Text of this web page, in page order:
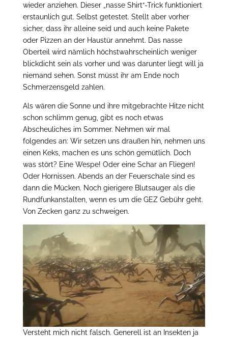
wieder anziehen. Dieser „nasse Shirt“-Trick funktioniert
erstaunlich gut. Selbst getestet. Stellt aber vorher
sicher, dass ihr alleine seid und auch keine Pakete
oder Pizzen an der Haustür annehmt. Das nasse
Oberteil wird nämlich höchstwahrscheinlich weniger
blickdicht sein als vorher und was darunter liegt will ja
niemand sehen. Sonst müsst ihr am Ende noch
Schmerzensgeld zahlen.
Als wären die Sonne und ihre mitgebrachte Hitze nicht
schon schlimm genug, gibt es noch etwas
Abscheuliches im Sommer. Nehmen wir mal
folgendes an: Wir setzen uns draußen hin, nehmen uns
einen Keks, machen es uns schön gemütlich. Doch
was stört? Eine Wespe! Oder eine Schar an Fliegen!
Oder Hornissen. Abends an der Feuerschale sind es
dann die Mücken. Noch gierigere Blutsauger als die
Rundfunkanstalten, wenn es um die GEZ Gebühr geht.
Von Zecken ganz zu schweigen.
Versteht mich nicht falsch. Generell ist an Insekten ja